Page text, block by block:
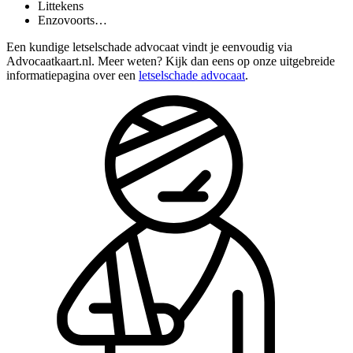
Littekens
Enzovoorts…
Een kundige letselschade advocaat vindt je eenvoudig via
Advocaatkaart.nl. Meer weten? Kijk dan eens op onze uitgebreide
informatiepagina over een letselschade advocaat.